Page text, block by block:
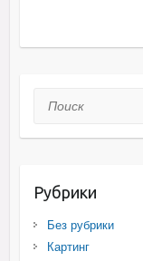
Поиск
Рубрики
Без рубрики
Картинг